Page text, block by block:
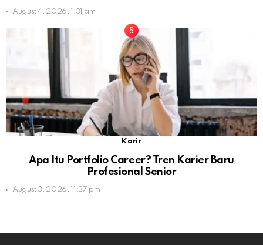
August 4, 2026, 1:31 am
Karir
Apa Itu Portfolio Career? Tren Karier Baru
Profesional Senior
August 3, 2026, 11:37 pm